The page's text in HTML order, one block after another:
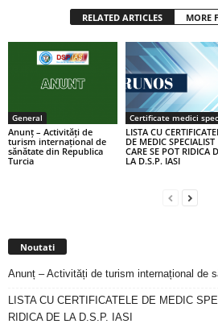
RELATED ARTICLES MORE
General
Anunț – Activități de
turism internațional de
sănătate din Republica
Turcia
LISTA CU
DE MEDIC SPECIALIST
CARE SE POT RIDICA
LA D.S.P. IASI
Noutati
Anunț – Activități de turism internațional de
LISTA CU CERTIFICATELE DE MEDIC
RIDICA DE LA D.S.P. IASI